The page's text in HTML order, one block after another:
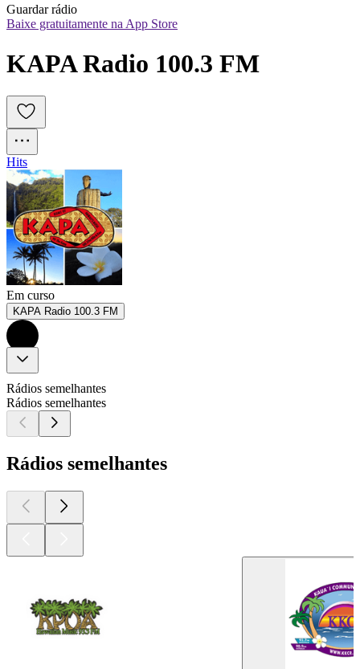
Guardar rádio
Baixe gratuitamente na App Store
KAPA Radio 100.3 FM
Hits
Em curso
KAPA Radio 100.3 FM
Rádios semelhantes
Rádios semelhantes
Rádios semelhantes